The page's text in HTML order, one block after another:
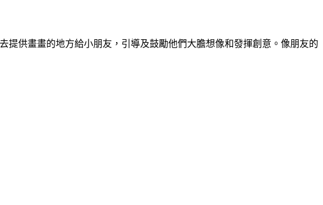
供畫畫的地方給小朋友，引導及鼓勵他們大膽想像和發揮創意。像朋友的